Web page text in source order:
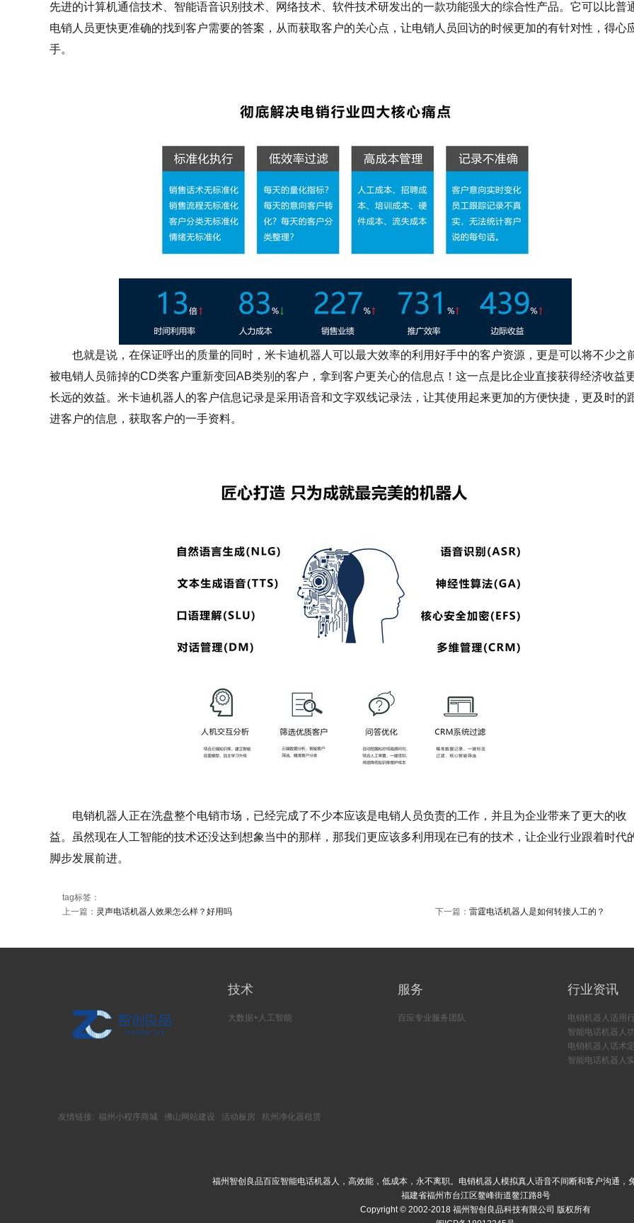
先进的计算机通信技术、智能语音识别技术、网络技术、软件技术研发出的一款功能强大的综合性产品。它可以比普
电销人员更快更准确的找到客户需要的答案，从而获取客户的关心点，让电销人员回访的时候更加的有针对性，得心
手。
也就是说，在保证呼出的质量的同时，米卡迪机器人可以最大效率的利用好手中的客户资源，更是可以将不少之
被电销人员筛掉的CD类客户重新变回AB类别的客户，拿到客户更关心的信息点！这一点是比企业直接获得经济收益
长远的效益。米卡迪机器人的客户信息记录是采用语音和文字双线记录法，让其使用起来更加的方便快捷，更及时的
进客户的信息，获取客户的一手资料。
电销机器人正在洗盘整个电销市场，已经完成了不少本应该是电销人员负责的工作，并且为企业带来了更大的收
益。虽然现在人工智能的技术还没达到想象当中的那样，那我们更应该多利用现在已有的技术，让企业行业跟着时代
脚步发展前进。
tag标签：
上一篇： 灵声电话机器人效果怎么样？好用吗 下一篇：雷霆电话机器人是如何转接人工的？
技术
大数据+人工智能
服务
百应专业服务团队
行业资讯
电销机器人适用
智能电话机器人
电销机器人话术
智能电话机器人
友情链接: 福州小程序商城 佛山网站建设 活动板房 杭州净化器租赁
福州智创良品百应智能电话机器人，高效能，低成本，永不离职。电销机器人模拟真人语音不间断和客户沟通，
福建省福州市台江区鳌峰街道鳌江路8号
Copyright © 2002-2018 福州智创良品科技有限公司 版权所有